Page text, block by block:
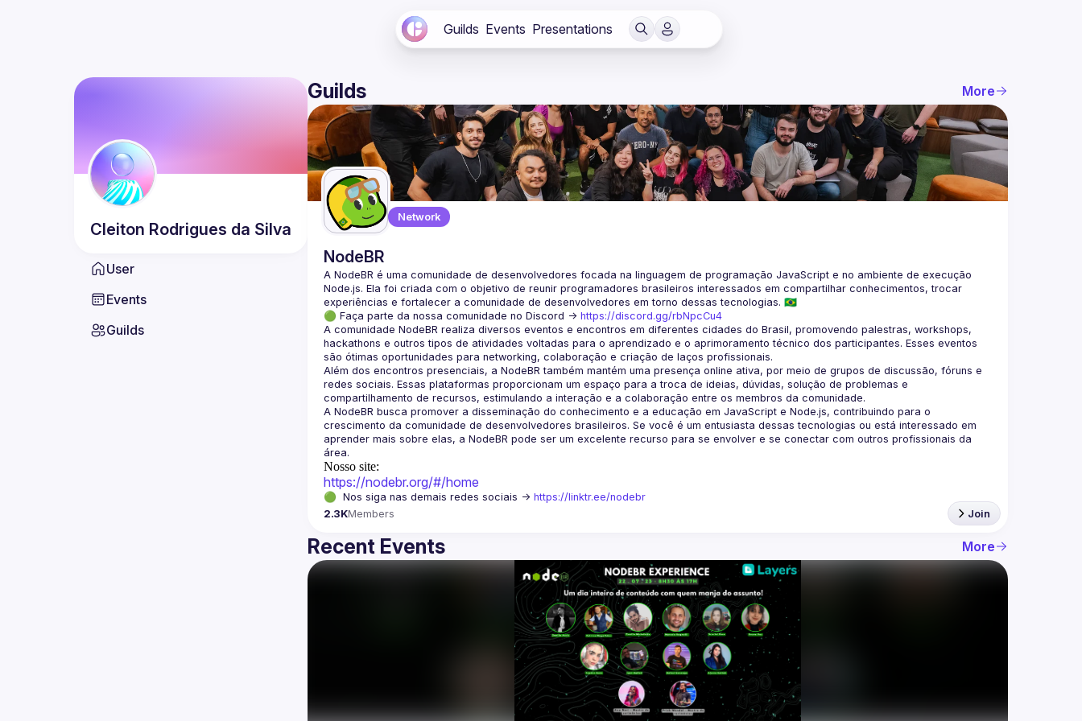
Guilds Events Presentations
Cleiton Rodrigues da Silva
User
Events
Guilds
Guilds More
Network
NodeBR
A NodeBR é uma comunidade de desenvolvedores focada na linguagem de programação JavaScript e no ambiente de execução
Node.js. Ela foi criada com o objetivo de reunir programadores brasileiros interessados em compartilhar conhecimentos, trocar
🟢 Faça parte da nossa comunidade no Discord -> https://discord.gg/rbNpcCu4
A comunidade NodeBR realiza diversos eventos e encontros em diferentes cidades do Brasil, promovendo palestras, workshops,
hackathons e outros tipos de atividades voltadas para o aprendizado e o aprimoramento técnico dos participantes. Esses eventos
Além dos encontros presenciais, a NodeBR também mantém uma presença online ativa, por meio de grupos de discussão, fóruns e
redes sociais. Essas plataformas proporcionam um espaço para a troca de ideias, dúvidas, solução de problemas e
A NodeBR busca promover a disseminação do conhecimento e a educação em JavaScript e Node.js, contribuindo para o
crescimento da comunidade de desenvolvedores brasileiros. Se você é um entusiasta dessas tecnologias ou está interessado em
aprender mais sobre elas, a NodeBR pode ser um excelente recurso para se envolver e se conectar com outros profissionais da
Nosso site:
https://nodebr.org/#/home
🟢  Nos siga nas demais redes sociais -> https://linktr.ee/nodebr
2.3KMembers Join
Recent Events More